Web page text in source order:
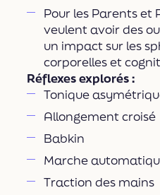
Pour les Parents et
veulent avoir des
un impact sur les
corporelles et
Réflexes explorés :
Tonique
Allongement croisé
Babkin
Marche
Traction des mains